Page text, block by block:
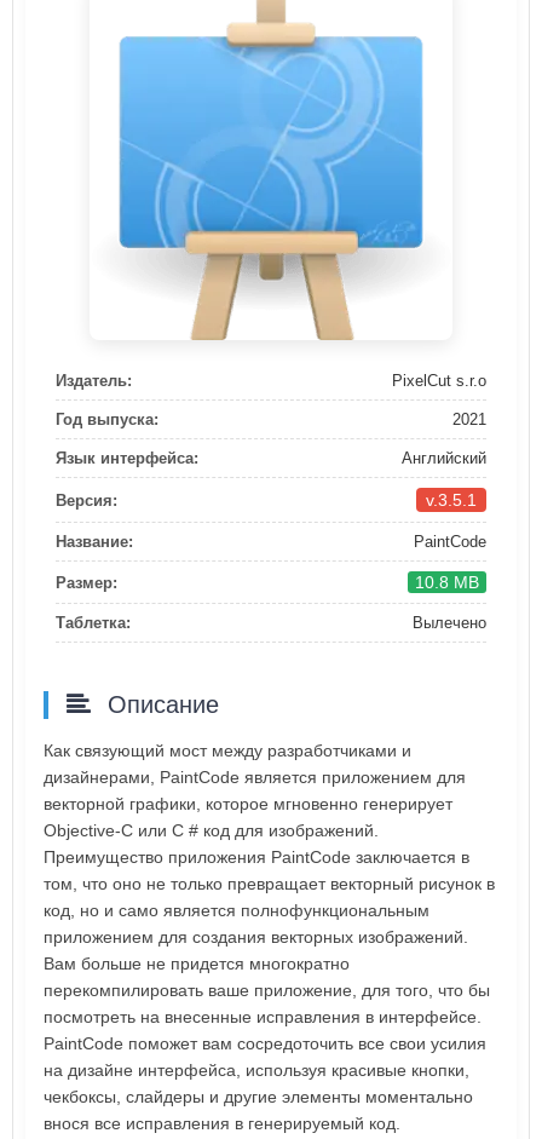
Издатель: PixelCut s.r.o
Год выпуска: 2021
Язык интерфейса: Английский
Версия: v.3.5.1
Название: PaintCode
Размер: 10.8 MB
Таблетка: Вылечено
Описание
Как связующий мост между разработчиками и
дизайнерами, PaintCode является приложением для
векторной графики, которое мгновенно генерирует
Objective-C или C # код для изображений.
Преимущество приложения PaintCode заключается в
том, что оно не только превращает векторный рисунок в
код, но и само является полнофункциональным
приложением для создания векторных изображений.
Вам больше не придется многократно
перекомпилировать ваше приложение, для того, что бы
посмотреть на внесенные исправления в интерфейсе.
PaintCode поможет вам сосредоточить все свои усилия
на дизайне интерфейса, используя красивые кнопки,
чекбоксы, слайдеры и другие элементы моментально
внося все исправления в генерируемый код.